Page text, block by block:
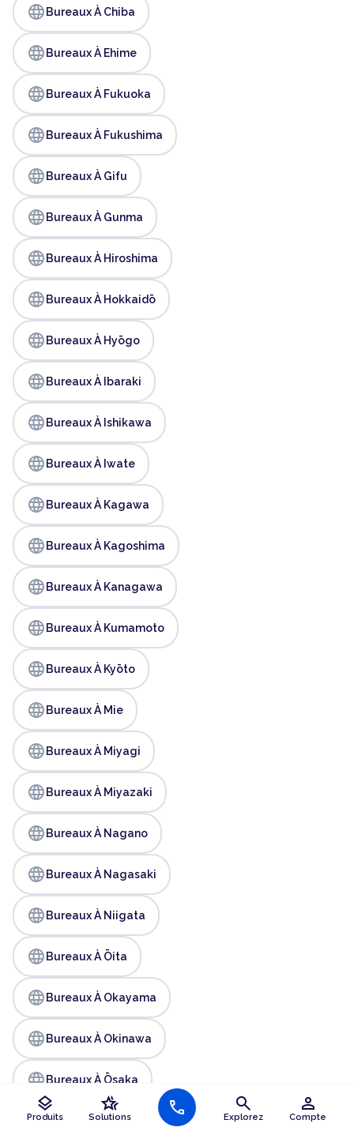
layers
Produits
hotel_class
Solutions call search
Explorez
person
Compte
language Bureaux À Chiba
language Bureaux À Ehime
language Bureaux À Fukuoka
language Bureaux À Fukushima
language Bureaux À Gifu
language Bureaux À Gunma
language Bureaux À Hiroshima
language Bureaux À Hokkaidō
language Bureaux À Hyōgo
language Bureaux À Ibaraki
language Bureaux À Ishikawa
language Bureaux À Iwate
language Bureaux À Kagawa
language Bureaux À Kagoshima
language Bureaux À Kanagawa
language Bureaux À Kumamoto
language Bureaux À Kyōto
language Bureaux À Mie
language Bureaux À Miyagi
language Bureaux À Miyazaki
language Bureaux À Nagano
language Bureaux À Nagasaki
language Bureaux À Niigata
language Bureaux À Ōita
language Bureaux À Okayama
language Bureaux À Okinawa
language Bureaux À Ōsaka
languageBureaux À Nara